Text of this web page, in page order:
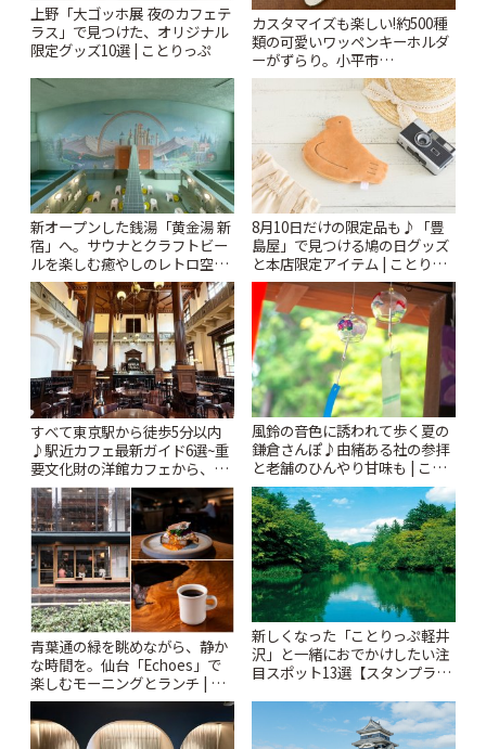
上野「大ゴッホ展 夜のカフェテ
ラス」で見つけた、オリジナル
限定グッズ10選 | ことりっぷ
カスタマイズも楽しい!約500種
類の可愛いワッペンキーホルダ
ーがずらり。小平市
「Kimamaya T&K」 | ことりっ
新オープンした銭湯「黄金湯 新
宿」へ。サウナとクラフトビー
ルを楽しむ癒やしのレトロ空間
| ことりっぷ
8月10日だけの限定品も♪「豊
島屋」で見つける鳩の日グッズ
と本店限定アイテム | ことりっ
ぷ
すべて東京駅から徒歩5分以内
♪駅近カフェ最新ガイド6選~重
要文化財の洋館カフェから、改
札すぐのレトロ喫茶まで~ | こと
りっぷ
風鈴の音色に誘われて歩く夏の
鎌倉さんぽ♪由緒ある社の参拝
と老舗のひんやり甘味も | こと
りっぷ
青葉通の緑を眺めながら、静か
な時間を。仙台「Echoes」で
楽しむモーニングとランチ | こ
とりっぷ
新しくなった「ことりっぷ軽井
沢」と一緒におでかけしたい注
目スポット13選【スタンプラリ